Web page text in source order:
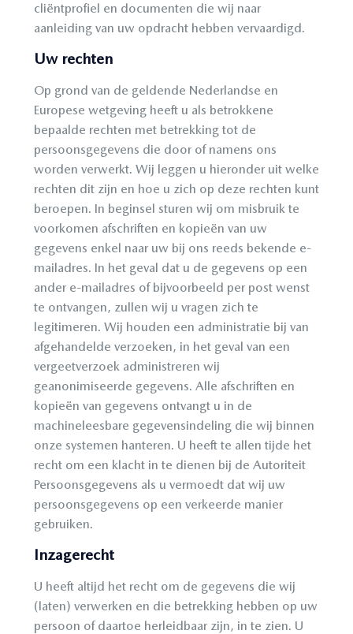
cliëntprofiel en documenten die wij naar
aanleiding van uw opdracht hebben vervaardigd.
Uw rechten
Op grond van de geldende Nederlandse en
Europese wetgeving heeft u als betrokkene
bepaalde rechten met betrekking tot de
persoonsgegevens die door of namens ons
worden verwerkt. Wij leggen u hieronder uit welke
rechten dit zijn en hoe u zich op deze rechten kunt
beroepen. In beginsel sturen wij om misbruik te
voorkomen afschriften en kopieën van uw
gegevens enkel naar uw bij ons reeds bekende e-
mailadres. In het geval dat u de gegevens op een
ander e-mailadres of bijvoorbeeld per post wenst
te ontvangen, zullen wij u vragen zich te
legitimeren. Wij houden een administratie bij van
afgehandelde verzoeken, in het geval van een
vergeetverzoek administreren wij
geanonimiseerde gegevens. Alle afschriften en
kopieën van gegevens ontvangt u in de
machineleesbare gegevensindeling die wij binnen
onze systemen hanteren. U heeft te allen tijde het
recht om een klacht in te dienen bij de Autoriteit
Persoonsgegevens als u vermoedt dat wij uw
persoonsgegevens op een verkeerde manier
gebruiken.
Inzagerecht
U heeft altijd het recht om de gegevens die wij
(laten) verwerken en die betrekking hebben op uw
persoon of daartoe herleidbaar zijn, in te zien. U